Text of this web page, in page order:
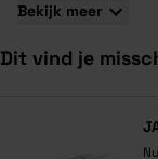
Bekijk meer
Dit vind je
Nu